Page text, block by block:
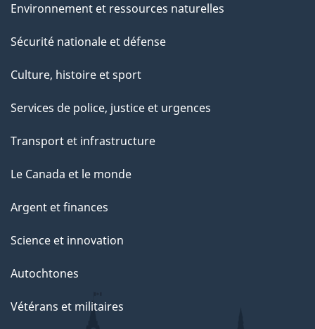
Environnement et ressources naturelles
Sécurité nationale et défense
Culture, histoire et sport
Services de police, justice et urgences
Transport et infrastructure
Le Canada et le monde
Argent et finances
Science et innovation
Autochtones
Vétérans et militaires